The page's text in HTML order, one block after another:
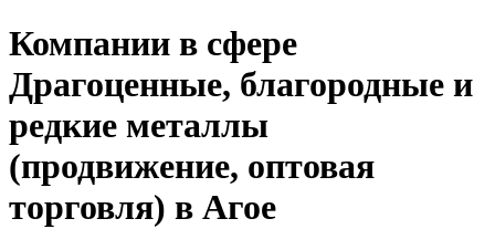
Компании в сфере
Драгоценные, благородные и
редкие металлы
(продвижение, оптовая
торговля) в Агое